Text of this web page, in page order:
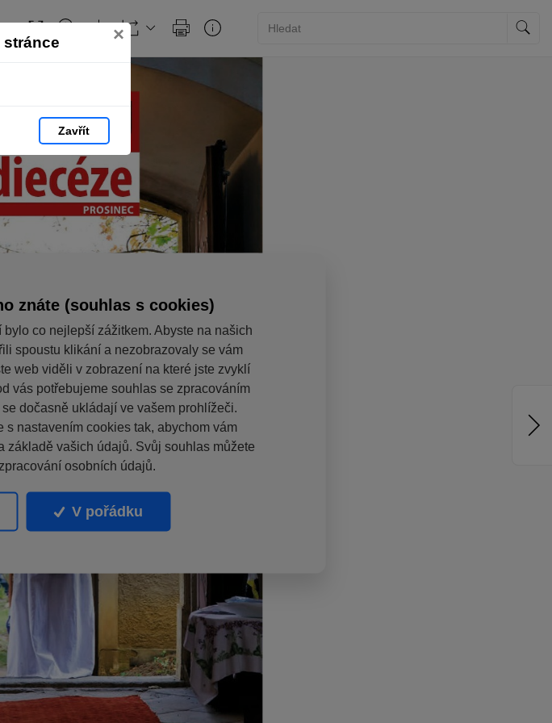
stránce ×
Zavřít
znáte (souhlas s cookies)
co nejlepší zážitkem. Abyste na našich
spoustu klikání a nezobrazovaly se vám
web viděli v zobrazení na které jste zvyklí
vás potřebujeme souhlas se zpracováním
dočasně ukládají ve vašem prohlížeči.
s nastavením cookies tak, abychom vám
základě vašich údajů. Svůj souhlas můžete
osobních údajů.
V pořádku